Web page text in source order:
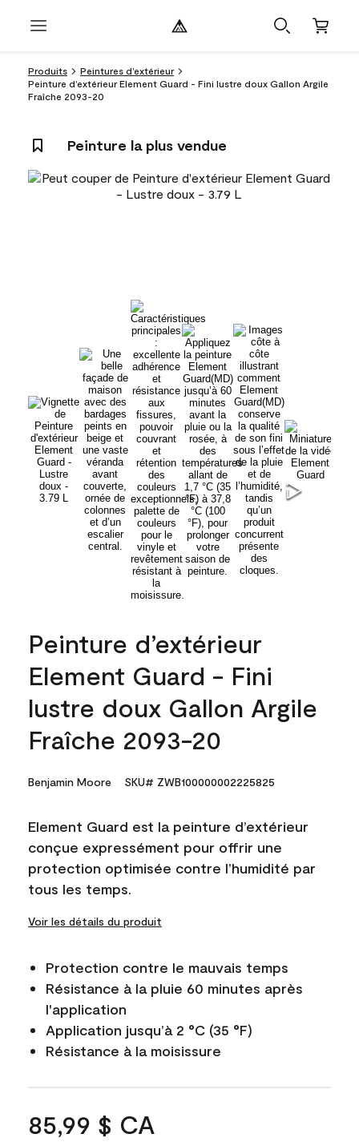
Produits
Peintures d’extérieur
Peinture d’extérieur Element Guard - Fini lustre doux Gallon Argile
Fraîche 2093-20
Peinture la plus vendue
Peinture d’extérieur
Element Guard - Fini
lustre doux Gallon Argile
Fraîche 2093-20
Benjamin Moore SKU# ZWB100000002225825
Element Guard est la peinture d’extérieur
conçue expressément pour offrir une
protection optimisée contre l’humidité par
tous les temps.
Voir les détails du produit
Protection contre le mauvais temps
Résistance à la pluie 60 minutes après
l'application
Application jusqu’à 2 °C (35 °F)
Résistance à la moisissure
85,99 $ CA